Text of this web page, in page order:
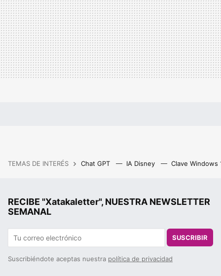
TEMAS DE INTERÉS Chat GPT IA Disney Clave Windows
RECIBE "Xatakaletter", NUESTRA NEWSLETTER
SEMANAL
SUSCRIBIR
Suscribiéndote aceptas nuestra política de privacidad